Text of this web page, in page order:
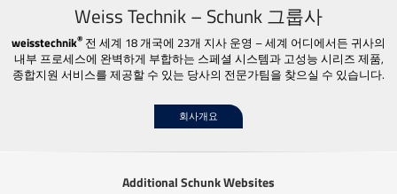
Weiss Technik – Schunk 그룹사
weisstechnik® 전 세계 18 개국에 23개 지사 운영 – 세계 어디에서든 귀사의
내부 프로세스에 완벽하게 부합하는 스페셜 시스템과 고성능 시리즈 제품,
종합지원 서비스를 제공할 수 있는 당사의 전문가팀을 찾으실 수 있습니다.
회사개요
Additional Schunk Websites